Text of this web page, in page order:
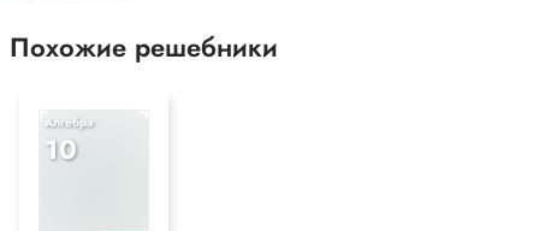
Похожие решебники
Алгебра
10